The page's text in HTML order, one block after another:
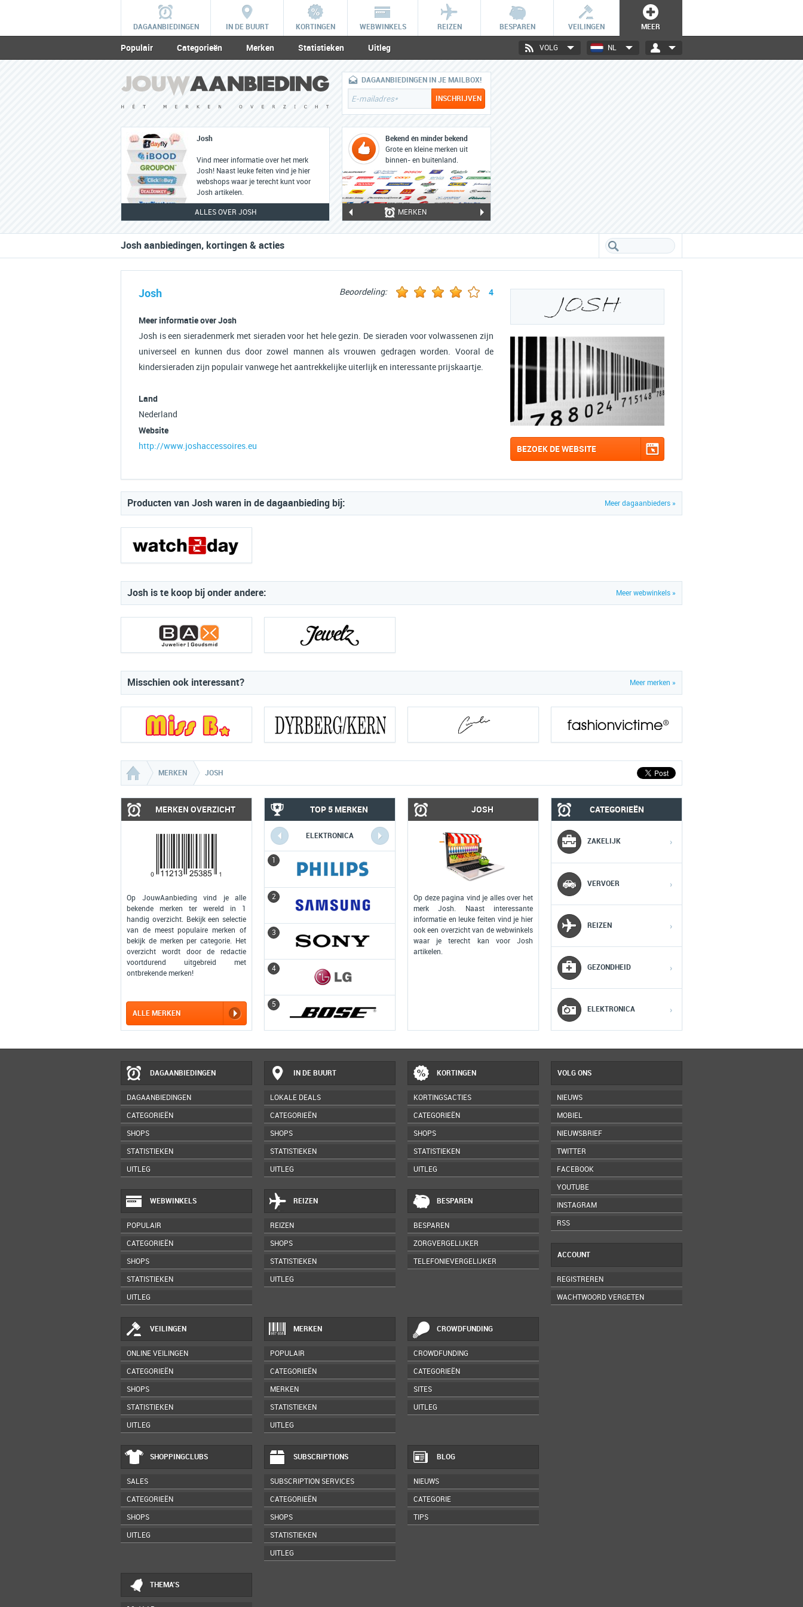
DAGAANBIEDINGEN IN DE BUURT KORTINGEN WEBWINKELS REIZEN BESPAREN VEILINGEN MEER
Populair Categorieën Merken Statistieken Uitleg NL
VOLG
Josh
Vind meer informatie over het merk
Josh! Naast leuke feiten vind je hier
webshops waar je terecht kunt voor
Josh artikelen.
ALLES OVER JOSH
DAGAANBIEDINGEN IN JE MAILBOX!
Bekend én minder bekend
Grote en kleine merken uit
binnen- en buitenland.
MERKEN
Josh aanbiedingen, kortingen & acties
Josh Beoordeling: 4
Meer informatie over Josh
Josh is een sieradenmerk met sieraden voor het hele gezin. De sieraden voor volwassenen zijn
universeel en kunnen dus door zowel mannen als vrouwen gedragen worden. Vooral de
kindersieraden zijn populair vanwege het aantrekkelijke uiterlijk en interessante prijskaartje.
Land
Nederland
Website
http://www.joshaccessoires.eu BEZOEK DE WEBSITE
Meer dagaanbieders »
Producten van Josh waren in de dagaanbieding bij:
Meer webwinkels »
Josh is te koop bij onder andere:
Meer merken »
Misschien ook interessant?
MERKEN JOSH
MERKEN OVERZICHT
Op JouwAanbieding vind je alle
bekende merken ter wereld in 1
handig overzicht. Bekijk een selectie
van de meest populaire merken of
bekijk de merken per categorie. Het
overzicht wordt door de redactie
voortdurend uitgebreid met
ontbrekende merken!
ALLE MERKEN
TOP 5 MERKEN
ELEKTRONICA
1
2
3
4
5
COMPUTERS MOBIEL
2
3
JOSH
Op deze pagina vind je alles over het
merk Josh. Naast interessante
informatie en leuke feiten vind je hier
ook een overzicht van de webwinkels
waar je terecht kan voor Josh
artikelen.
CATEGORIEËN
ZAKELIJK ›
VERVOER ›
REIZEN ›
GEZONDHEID ›
ELEKTRONICA ›
DAGAANBIEDINGEN
DAGAANBIEDINGEN
CATEGORIEËN
SHOPS
STATISTIEKEN
UITLEG
IN DE BUURT
LOKALE DEALS
CATEGORIEËN
SHOPS
STATISTIEKEN
UITLEG
KORTINGEN
KORTINGSACTIES
CATEGORIEËN
SHOPS
STATISTIEKEN
UITLEG
WEBWINKELS
POPULAIR
CATEGORIEËN
SHOPS
STATISTIEKEN
UITLEG
REIZEN
REIZEN
SHOPS
STATISTIEKEN
UITLEG
BESPAREN
BESPAREN
ZORGVERGELIJKER
TELEFONIEVERGELIJKER
VEILINGEN
ONLINE VEILINGEN
CATEGORIEËN
SHOPS
STATISTIEKEN
UITLEG
MERKEN
POPULAIR
CATEGORIEËN
MERKEN
STATISTIEKEN
UITLEG
CROWDFUNDING
CROWDFUNDING
CATEGORIEËN
SITES
UITLEG
SHOPPINGCLUBS
SALES
CATEGORIEËN
SHOPS
UITLEG
SUBSCRIPTIONS
SUBSCRIPTION SERVICES
CATEGORIEËN
SHOPS
STATISTIEKEN
UITLEG
BLOG
NIEUWS
CATEGORIE
TIPS
THEMA'S
VOLG ONS
NIEUWS
MOBIEL
NIEUWSBRIEF
TWITTER
FACEBOOK
YOUTUBE
INSTAGRAM
RSS
ACCOUNT
REGISTREREN
WACHTWOORD VERGETEN